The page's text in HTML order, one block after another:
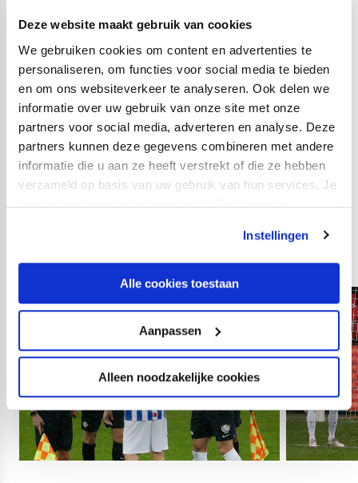
Deze website maakt gebruik van cookies
We gebruiken cookies om content en advertenties te
personaliseren, om functies voor social media te bieden
en om ons websiteverkeer te analyseren. Ook delen we
informatie over uw gebruik van onze site met onze
partners voor social media, adverteren en analyse. Deze
partners kunnen deze gegevens combineren met andere
informatie die u aan ze heeft verstrekt of die ze hebben
verzameld op basis van uw gebruik van hun services. Je
kan je toestemming beheren op de Cookiepagina.
Instellingen
Alle cookies toestaan
Aanpassen
Alleen noodzakelijke cookies
Lucas Woudenberg; Lasse Schöne (81. Rami Hajal),
Syb van Ottele; Tibor Halilovic (71. Benjamin Nygren),
Siem de Jong (56. Henk Veerman), Mitchell van
Bergen.
Opstelling FC Utrecht:
Eric Oelschlägel; Hidde ter Avest, Mark van der Maarel,
Willem Janssen, Django Warmerdam; Adam Maher,
Joris van Overeem (79. Justin Hoogma), Sander van de
Gyrano Kerk, Eljero Elia (62. Adrián Dalmau).